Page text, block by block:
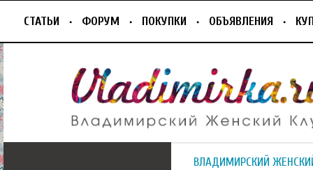
СТАТЬИ ФОРУМ ПОКУПКИ ОБЪЯВЛЕНИЯ
ВЛАДИМИРСКИЙ